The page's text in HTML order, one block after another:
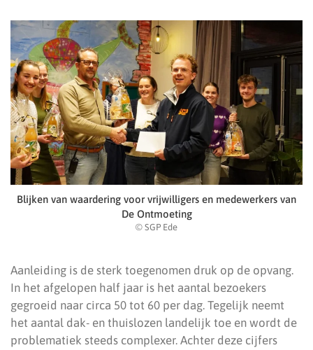
Blijken van waardering voor vrijwilligers en medewerkers van
De Ontmoeting
© SGP Ede
Aanleiding is de sterk toegenomen druk op de opvang.
In het afgelopen half jaar is het aantal bezoekers
gegroeid naar circa 50 tot 60 per dag. Tegelijk neemt
het aantal dak- en thuislozen landelijk toe en wordt de
problematiek steeds complexer. Achter deze cijfers